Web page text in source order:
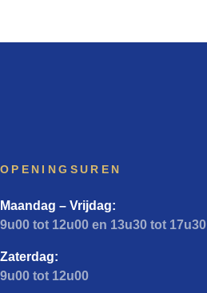
OPENINGSUREN
Maandag – Vrijdag:
9u00 tot 12u00 en 13u30 tot 17u30
Zaterdag:
9u00 tot 12u00